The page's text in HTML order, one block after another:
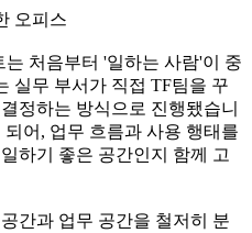
오피스
처음부터 '일하는 사람'이 중
실무 부서가 직접 TF팀을 꾸
정하는 방식으로 진행됐습니
어, 업무 흐름과 사용 행태를
하기 좋은 공간인지 함께 고
간과 업무 공간을 철저히 분